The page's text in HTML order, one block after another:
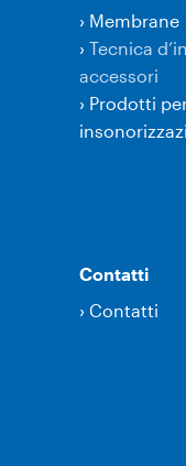
› Membrane
› Tecnica
accessori
› Prodotti
Contatti
› Contatti